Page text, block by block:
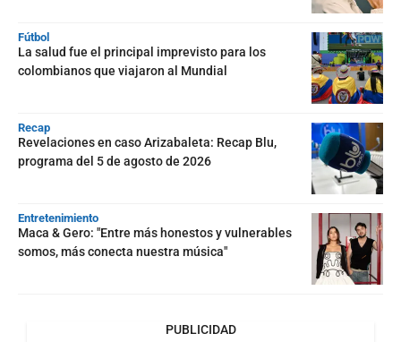
Fútbol
La salud fue el principal imprevisto para los
colombianos que viajaron al Mundial
Recap
Revelaciones en caso Arizabaleta: Recap Blu,
programa del 5 de agosto de 2026
Entretenimiento
Maca & Gero: "Entre más honestos y vulnerables
somos, más conecta nuestra música"
PUBLICIDAD